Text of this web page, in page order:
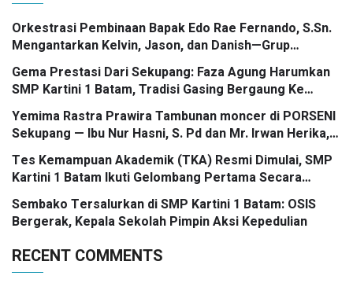
Orkestrasi Pembinaan Bapak Edo Rae Fernando, S.Sn.
Mengantarkan Kelvin, Jason, dan Danish—Grup
Ansambel SMP Kartini 1 Batam—Kembali Menorehkan
Juara II FLS3N dalam Panggung Kompetisi Bergengsi
Gema Prestasi Dari Sekupang: Faza Agung Harumkan
SMP Kartini 1 Batam, Tradisi Gasing Bergaung Ke
Tingkat Kota
Yemima Rastra Prawira Tambunan moncer di PORSENI
Sekupang — Ibu Nur Hasni, S. Pd dan Mr. Irwan Herika,
M. Pd apresiasi prestasi emas yang menggema
Tes Kemampuan Akademik (TKA) Resmi Dimulai, SMP
Kartini 1 Batam Ikuti Gelombang Pertama Secara
Nasional
Sembako Tersalurkan di SMP Kartini 1 Batam: OSIS
Bergerak, Kepala Sekolah Pimpin Aksi Kepedulian
RECENT COMMENTS